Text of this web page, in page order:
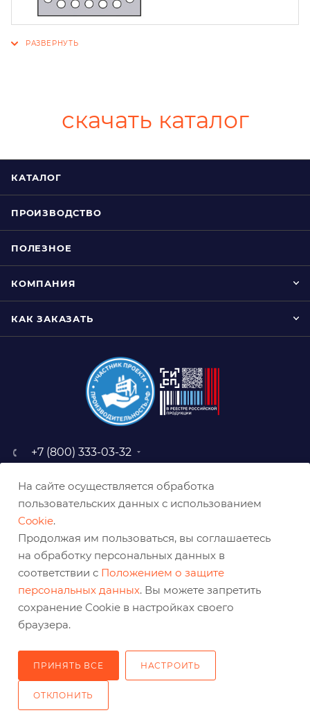
скачать каталог
КАТАЛОГ
ПРОИЗВОДСТВО
ПОЛЕЗНОЕ
КОМПАНИЯ
КАК ЗАКАЗАТЬ
+7 (800) 333-03-32
baz@belabraziv.ru
308009, Россия, г. Белгород,
На сайте осуществляется обработка
пользовательских данных с использованием
Cookie.
Продолжая им пользоваться, вы соглашаетесь
на обработку персональных данных в
соответствии с Положением о защите
персональных данных. Вы можете запретить
сохранение Cookie в настройках своего
браузера.
ПРИНЯТЬ ВСЕ НАСТРОИТЬ
ОТКЛОНИТЬ